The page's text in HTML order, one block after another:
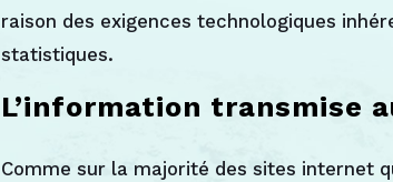
raison des exigences technologiques
statistiques.
L’information transmise
Comme sur la majorité des sites internet